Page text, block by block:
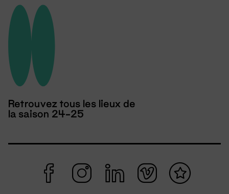
Retrouvez tous les lieux de
la saison 24-25